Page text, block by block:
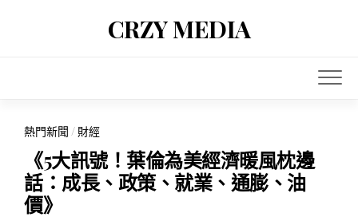
CRZY MEDIA
熱門新聞 / 財經
《5大訊號！葉倫為美經濟暖風枕邊
話：成長、政策、就業、通膨、油
價》